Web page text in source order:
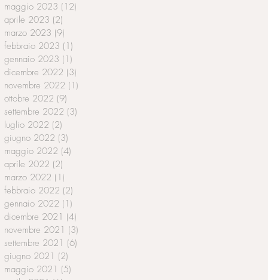
maggio 2023 (12)
aprile 2023 (2)
marzo 2023 (9)
febbraio 2023 (1)
gennaio 2023 (1)
dicembre 2022 (3)
novembre 2022 (1)
ottobre 2022 (9)
settembre 2022 (3)
luglio 2022 (2)
giugno 2022 (3)
maggio 2022 (4)
aprile 2022 (2)
marzo 2022 (1)
febbraio 2022 (2)
gennaio 2022 (1)
dicembre 2021 (4)
novembre 2021 (3)
settembre 2021 (6)
giugno 2021 (2)
maggio 2021 (5)